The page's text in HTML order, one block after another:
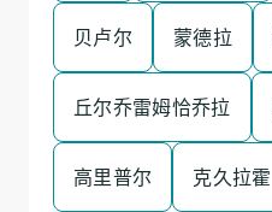
贝卢尔 蒙德拉
丘尔乔雷姆恰乔拉
高里普尔 克久拉霍